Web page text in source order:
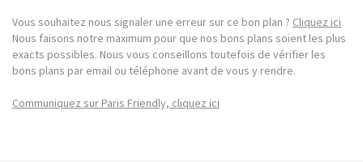
Vous souhaitez nous signaler une erreur sur ce bon plan ? Cliquez ici
Nous faisons notre maximum pour que nos bons plans soient les plus
exacts possibles. Nous vous conseillons toutefois de vérifier les
bons plans par email ou téléphone avant de vous y rendre.
Communiquez sur Paris Friendly, cliquez ici